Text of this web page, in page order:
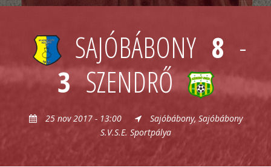
SAJÓBÁBONY 8 -
3 SZENDRŐ
25 nov 2017 - 13:00
Sajóbábony, Sajóbábony
S.V.S.E. Sportpálya